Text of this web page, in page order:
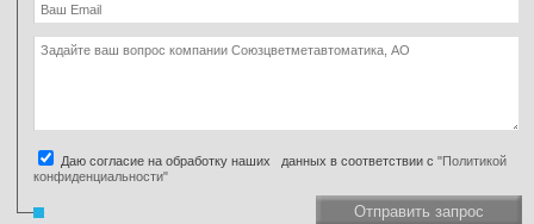
Даю согласие на обработку наших данных в соответствии с "Политикой
конфиденциальности"
Отправить запрос